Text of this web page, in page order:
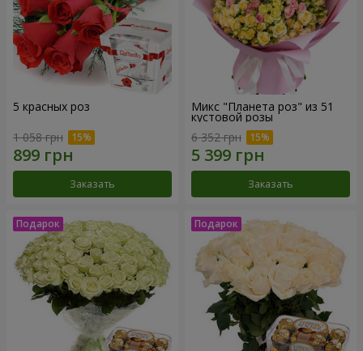
5 красных роз
1 058 грн
Заказать
Микс "Планета роз" из 51
кустовой розы
6 352 грн
Заказать